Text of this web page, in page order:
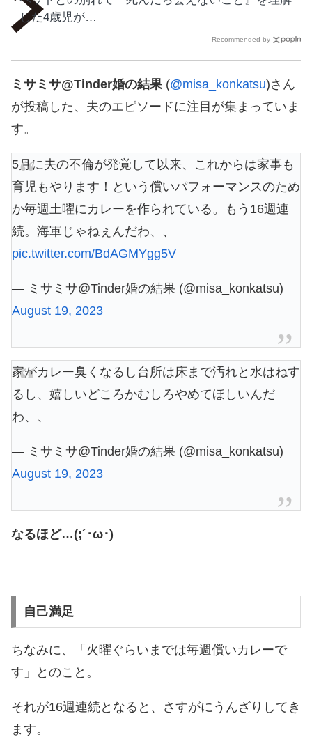
した4歳児が…
Recommended by
ミサミサ@Tinder婚の結果(@misa_konkatsu)さん
が投稿した、夫のエピソードに注目が集まっていま
す。
5月に夫の不倫が発覚して以来、これからは家事も
育児もやります！という償いパフォーマンスのため
か毎週土曜にカレーを作られている。もう16週連
続。海軍じゃねぇんだわ、、
pic.twitter.com/BdAGMYgg5V
— ミサミサ@Tinder婚の結果 (@misa_konkatsu)
August 19, 2023
家がカレー臭くなるし台所は床まで汚れと水はねす
るし、嬉しいどころかむしろやめてほしいんだ
わ、、
— ミサミサ@Tinder婚の結果 (@misa_konkatsu)
August 19, 2023
なるほど…(;´･ω･)
自己満足
ちなみに、「火曜ぐらいまでは毎週償いカレーで
す」とのこと。
それが16週連続となると、さすがにうんざりしてき
ます。